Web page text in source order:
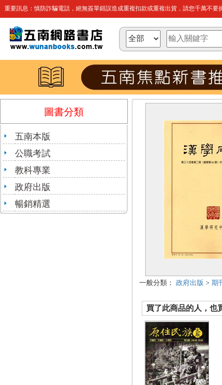
重要訊息：慎防詐騙電話，絕無簽單錯誤造成重複扣款或重複出貨，請您千萬不要
圖書分類
五南本版
公職考試
教科專業
政府出版
暢銷精選
一般分類： 政府出版 > 期
買了此商品的人，也